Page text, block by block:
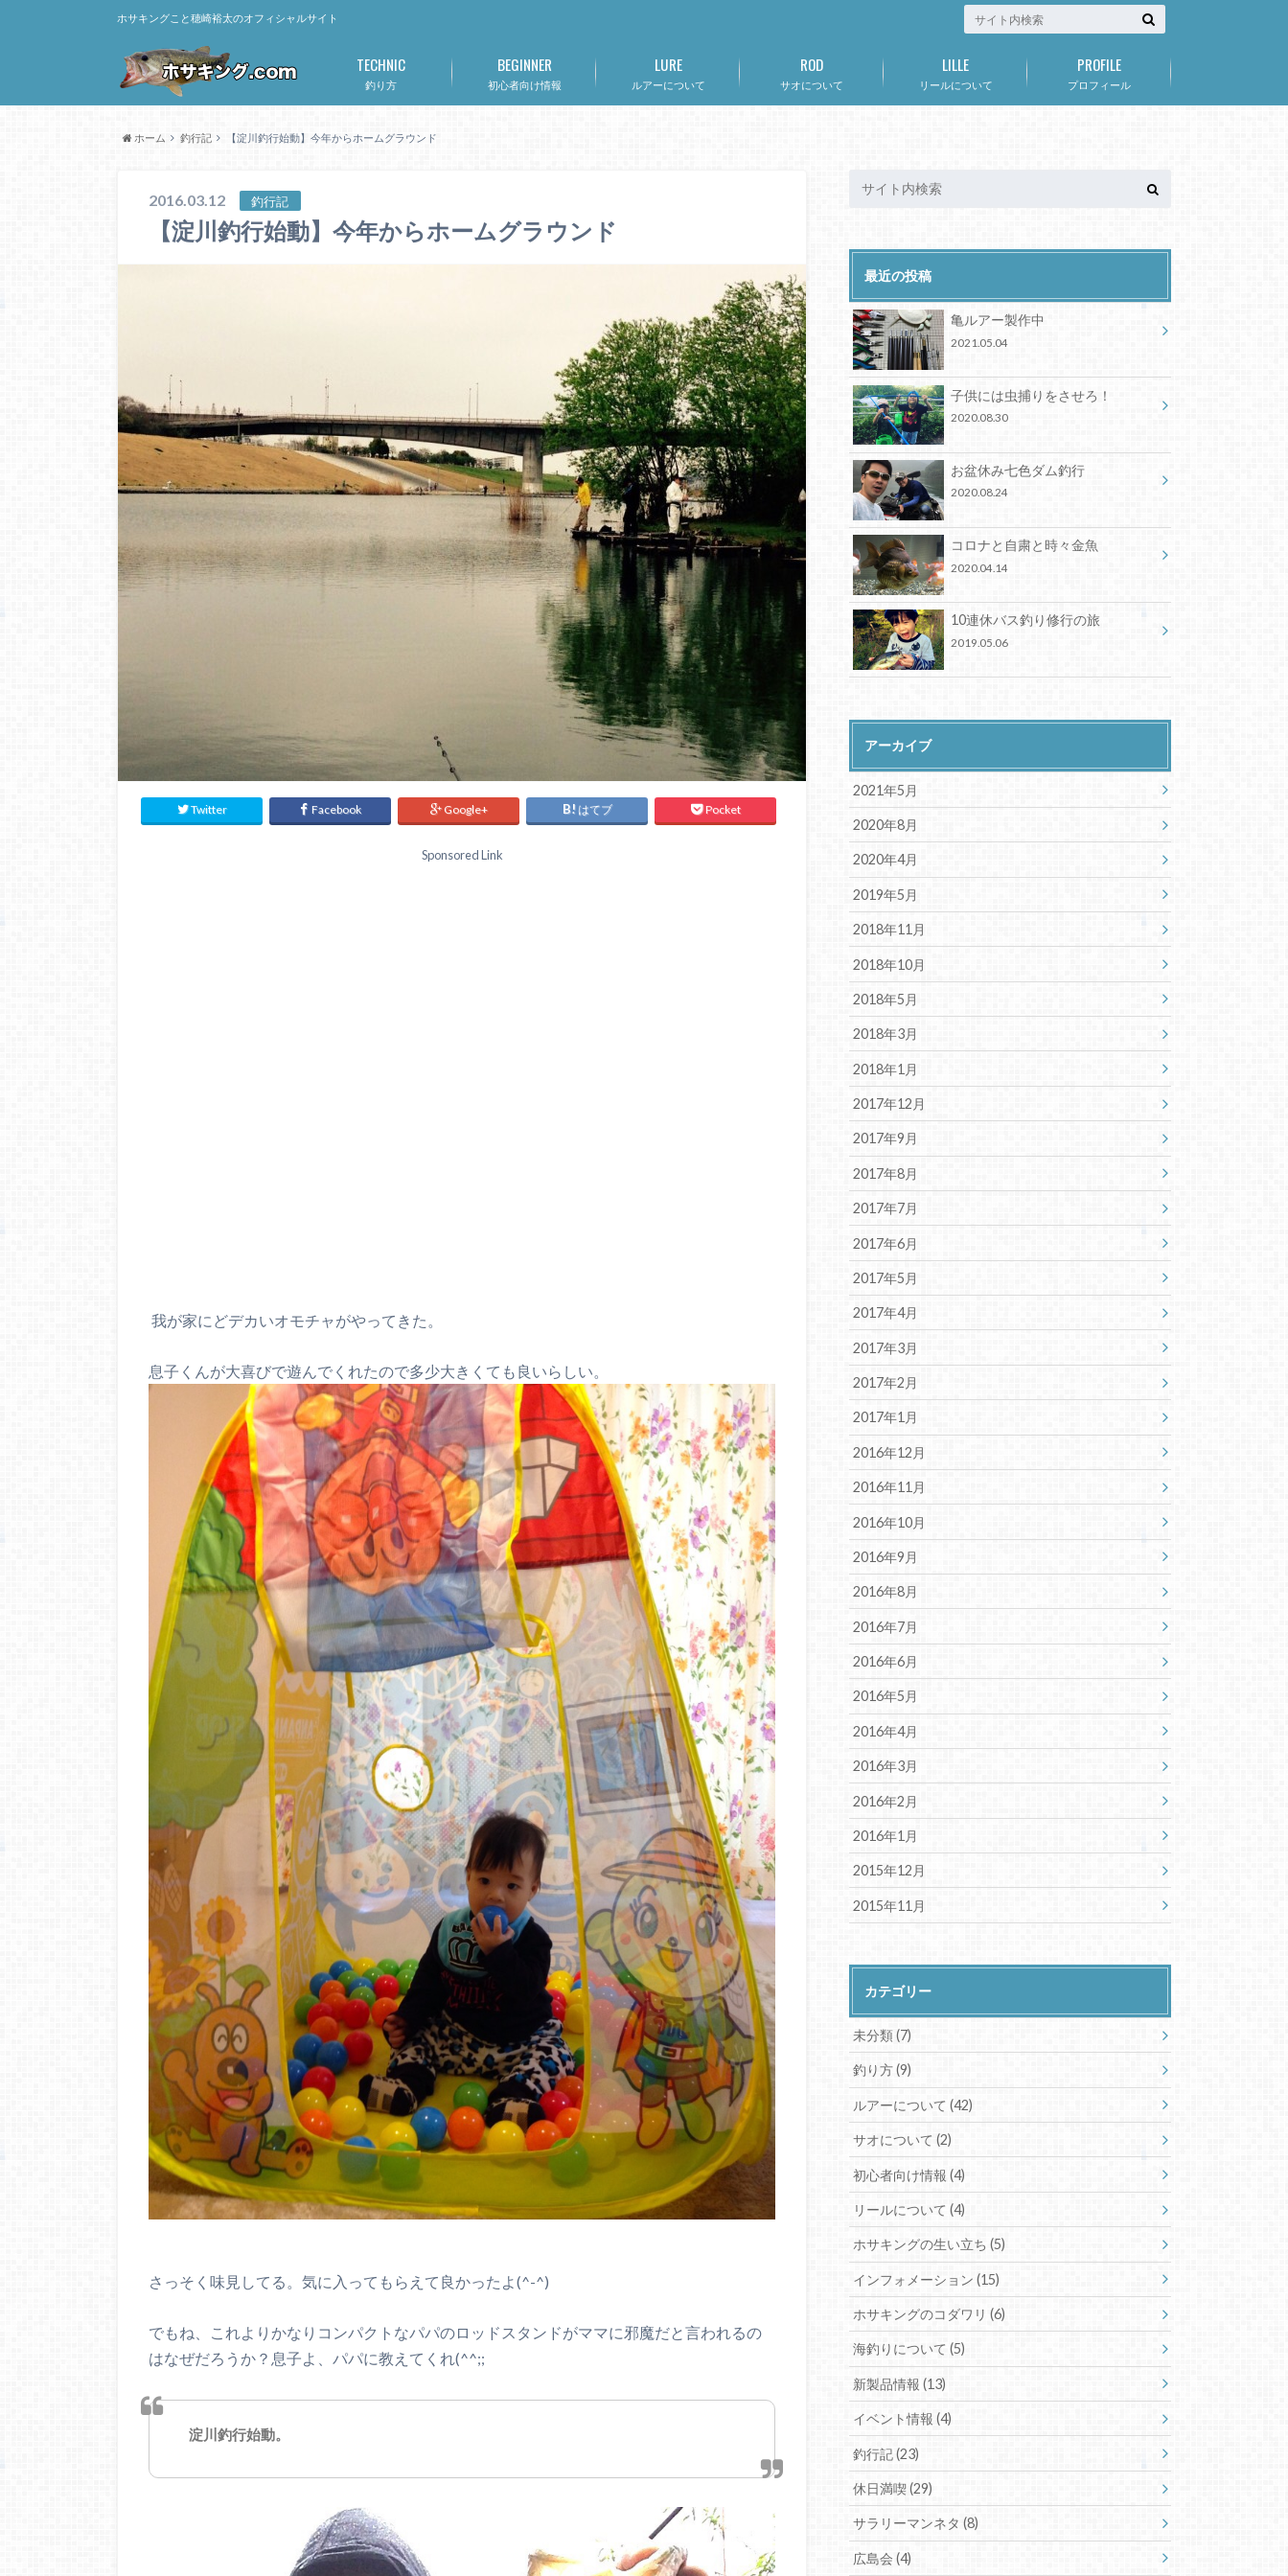
ホサキングこと穂崎裕太のオフィシャルサイト
釣り方
TECHNIC
初心者向け情報
BEGINNER
ルアーについて
LURE
サオについて
ROD
リールについて
LILLE
プロフィール
PROFILE
ホーム 釣行記 【淀川釣行始動】今年からホームグラウンド
2016.03.12 釣行記
【淀川釣行始動】今年からホームグラウンド
Twitter Facebook Google+ はてブ Pocket
Sponsored Link
我が家にどデカいオモチャがやってきた。
息子くんが大喜びで遊んでくれたので多少大きくても良いらしい。
さっそく味見してる。気に入ってもらえて良かったよ(^-^)
でもね、これよりかなりコンパクトなパパのロッドスタンドがママに邪魔だと言われるの
はなぜだろうか？息子よ、パパに教えてくれ(^^;;
淀川釣行始動。
最近の投稿
亀ルアー製作中
2021.05.04
子供には虫捕りをさせろ！
2020.08.30
お盆休み七色ダム釣行
2020.08.24
コロナと自粛と時々金魚
2020.04.14
10連休バス釣り修行の旅
2019.05.06
アーカイブ
2021年5月
2020年8月
2020年4月
2019年5月
2018年11月
2018年10月
2018年5月
2018年3月
2018年1月
2017年12月
2017年9月
2017年8月
2017年7月
2017年6月
2017年5月
2017年4月
2017年3月
2017年2月
2017年1月
2016年12月
2016年11月
2016年10月
2016年9月
2016年8月
2016年7月
2016年6月
2016年5月
2016年4月
2016年3月
2016年2月
2016年1月
2015年12月
2015年11月
カテゴリー
未分類 (7)
釣り方 (9)
ルアーについて (42)
サオについて (2)
初心者向け情報 (4)
リールについて (4)
ホサキングの生い立ち (5)
インフォメーション (15)
ホサキングのコダワリ (6)
海釣りについて (5)
新製品情報 (13)
イベント情報 (4)
釣行記 (23)
休日満喫 (29)
サラリーマンネタ (8)
広島会 (4)